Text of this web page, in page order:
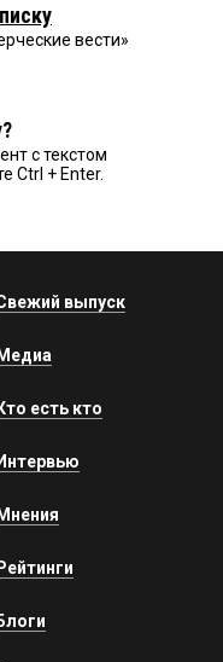
вести»
с текстом
Ctrl + Enter.
выпуск
Медиа
Кто есть кто
Интервью
Мнения
Рейтинги
Блоги